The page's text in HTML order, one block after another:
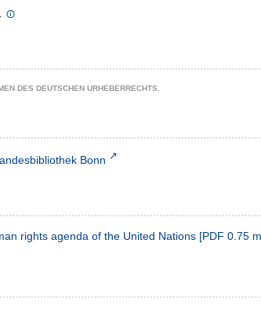
DES DEUTSCHEN URHEBERRECHTS.
Bonn
rights agenda of the United Nations [PDF 0.75